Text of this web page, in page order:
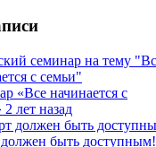
«Все начинается с
2 лет назад
быть доступным!